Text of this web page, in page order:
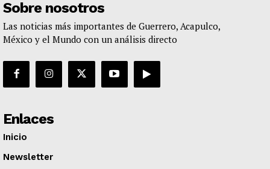
Sobre nosotros
Las noticias más importantes de Guerrero, Acapulco,
México y el Mundo con un análisis directo
Enlaces
Inicio
Newsletter